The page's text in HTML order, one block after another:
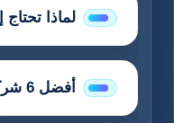
لماذا
أفضل 6 شركات انشاء متاجر الكترونية تحتاج إلى معرفتها